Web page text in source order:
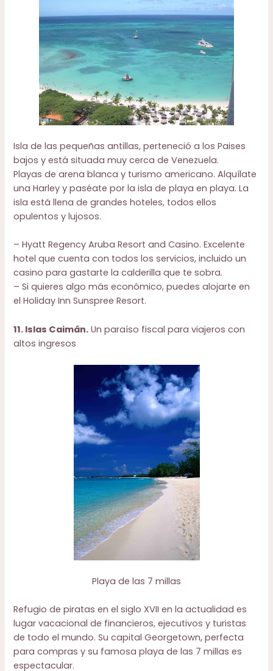
Isla de las pequeñas antillas, perteneció a los Paises
bajos y está situada muy cerca de Venezuela.
Playas de arena blanca y turismo americano. Alquílate
una Harley y paséate por la isla de playa en playa. La
isla está llena de grandes hoteles, todos ellos
opulentos y lujosos.
–Hyatt Regency Aruba Resort and Casino. Excelente
hotel que cuenta con todos los servicios, incluido un
casino para gastarte la calderilla que te sobra.
– Si quieres algo más económico, puedes alojarte en
elHoliday Inn Sunspree Resort.
11. Islas Caimán. Un paraíso fiscal para viajeros con
altos ingresos
Playa de las 7 millas
Refugio de piratas en el siglo XVII en la actualidad es
lugar vacacional de financieros, ejecutivos y turistas
de todo el mundo. Su capital Georgetown, perfecta
para compras y su famosa playa de las 7 millas es
espectacular.